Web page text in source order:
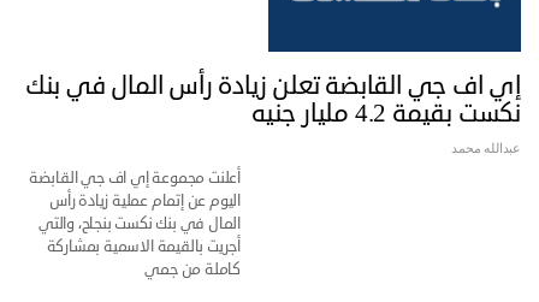
إي اف جي القابضة تعلن زيادة رأس المال في بنك
نكست بقيمة 4.2 مليار جنيه
عبدالله محمد
أعلنت مجموعة إي اف جي القابضة
اليوم عن إتمام عملية زيادة رأس
المال في بنك نكست بنجاح، والتي
أجريت بالقيمة الاسمية بمشاركة
كاملة من جمي